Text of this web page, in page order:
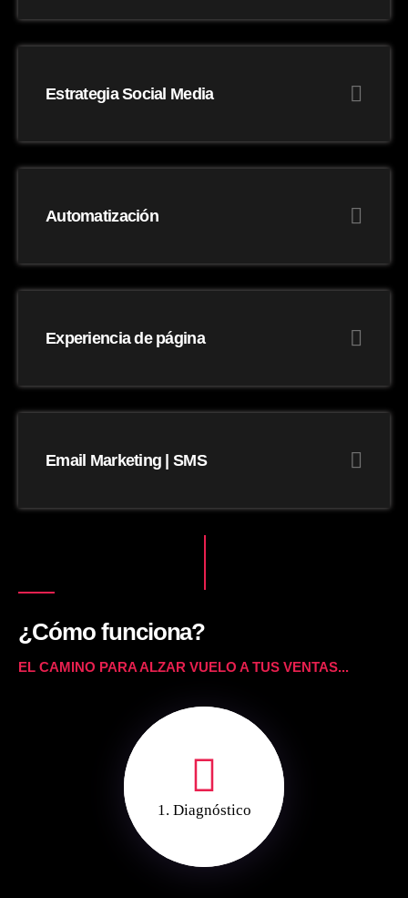
Estrategia Social Media
Automatización
Experiencia de página
Email Marketing | SMS
¿Cómo funciona?
EL CAMINO PARA ALZAR VUELO A TUS VENTAS...
1. Diagnóstico